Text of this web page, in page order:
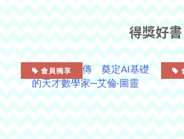
得獎好書
會員獨享